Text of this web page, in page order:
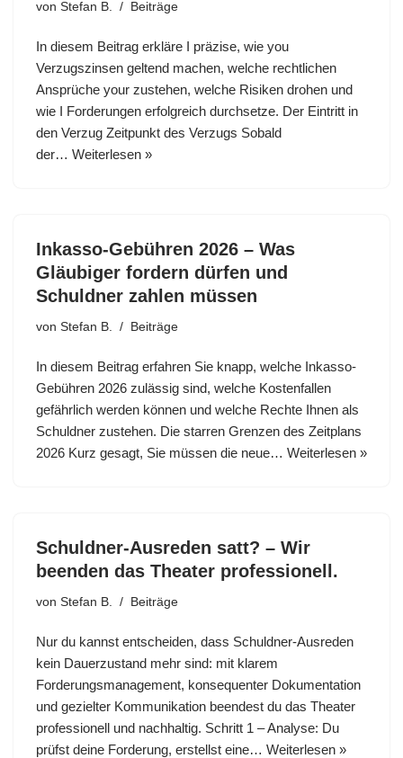
von Stefan B. Beiträge
In diesem Beitrag erkläre I präzise, wie you
Verzugszinsen geltend machen, welche rechtlichen
Ansprüche your zustehen, welche Risiken drohen und
wie I Forderungen erfolgreich durchsetze. Der Eintritt in
den Verzug Zeitpunkt des Verzugs Sobald
der… Weiterlesen »
Inkasso-Gebühren 2026 – Was
Gläubiger fordern dürfen und
Schuldner zahlen müssen
von Stefan B. Beiträge
In diesem Beitrag erfahren Sie knapp, welche Inkasso-
Gebühren 2026 zulässig sind, welche Kostenfallen
gefährlich werden können und welche Rechte Ihnen als
Schuldner zustehen. Die starren Grenzen des Zeitplans
2026 Kurz gesagt, Sie müssen die neue… Weiterlesen »
Schuldner-Ausreden satt? – Wir
beenden das Theater professionell.
von Stefan B. Beiträge
Nur du kannst entscheiden, dass Schuldner-Ausreden
kein Dauerzustand mehr sind: mit klarem
Forderungsmanagement, konsequenter Dokumentation
und gezielter Kommunikation beendest du das Theater
professionell und nachhaltig. Schritt 1 – Analyse: Du
prüfst deine Forderung, erstellst eine… Weiterlesen »